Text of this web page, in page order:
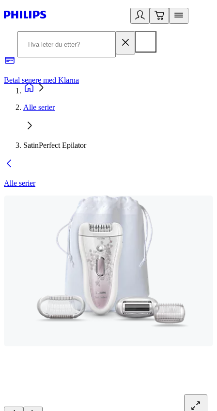
Betal senere med Klarna
Alle serier
SatinPerfect Epilator
Alle serier